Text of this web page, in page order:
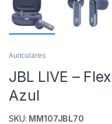
Auriculares
JBL LIVE –
Azul
SKU: MM107JBL70